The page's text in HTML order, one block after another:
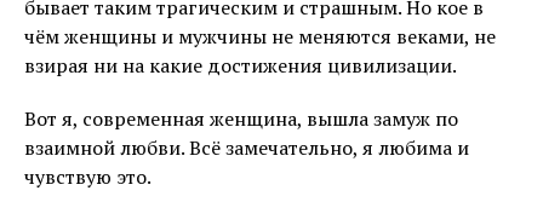
бывает таким трагическим и страшным. Но кое в
чём женщины и мужчины не меняются веками, не
взирая ни на какие достижения цивилизации.
Вот я, современная женщина, вышла замуж по
взаимной любви. Всё замечательно, я любима и
чувствую это.